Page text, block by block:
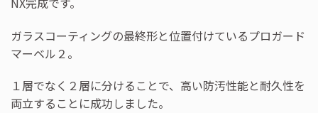
ガラスコーティングの最終形と位置付けているプロガード
マーベル２。
１層でなく２層に分けることで、高い防汚性能と耐久性を
両立することに成功しました。